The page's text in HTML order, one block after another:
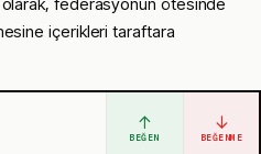
içerikleri taraftara
↑
BEĞEN
↓
BEĞENME